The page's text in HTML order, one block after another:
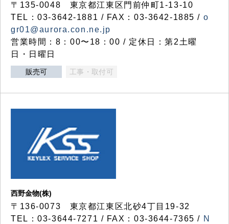
〒135-0048 東京都江東区門前仲町1-13-10
TEL：03-3642-1881 / FAX：03-3642-1885 / o
gr01@aurora.con.ne.jp
営業時間：8：00〜18：00 / 定休日：第2土曜
日・日曜日
販売可 工事・取付可
西野金物(株)
〒136-0073 東京都江東区北砂4丁目19-32
TEL：03‐3644‐7271 / FAX：03-3644-7365 / N